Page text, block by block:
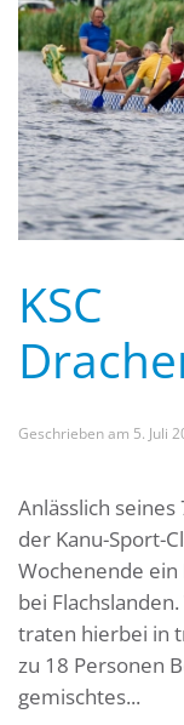
KSC
Geschrieben am 5. Juli
Anlässlich
der Kanu-Sport-
Wochenende
bei
traten hierbei in
zu 18 Personen
gemischtes...